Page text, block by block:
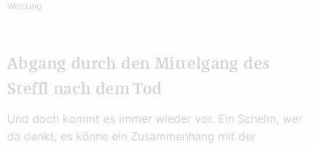
Werbung
Abgang durch den Mittelgang des
Steffl nach dem Tod
Und doch kommt es immer wieder vor. Ein Schelm, wer
da denkt, es könne ein Zusammenhang mit der